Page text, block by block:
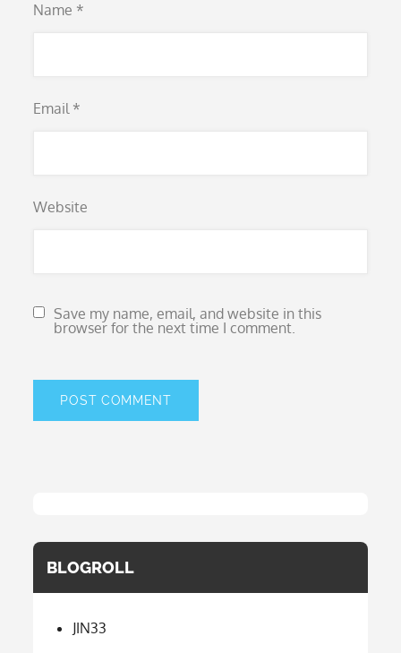
Name *
Email *
Website
Save my name, email, and website in this
browser for the next time I comment.
BLOGROLL
JIN33